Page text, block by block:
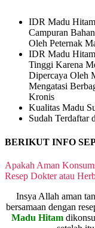
IDR Madu
Campuran
Oleh Peternak
IDR Madu
Tinggi Karena
Dipercaya Oleh
Mengatasi
Kronis
Kualitas Madu
Sudah Terdaftar
BERIKUT INFO
Apakah Aman
Resep Dokter atau
Insya Allah aman
bersamaan dengan
Madu Hitam